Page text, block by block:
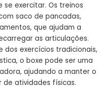
exercitar. Os treinos
saco de pancadas,
que ajudam a
as articulações.
dos exercícios tradicionais,
o boxe pode ser uma
ajudando a manter o
de atividades físicas.